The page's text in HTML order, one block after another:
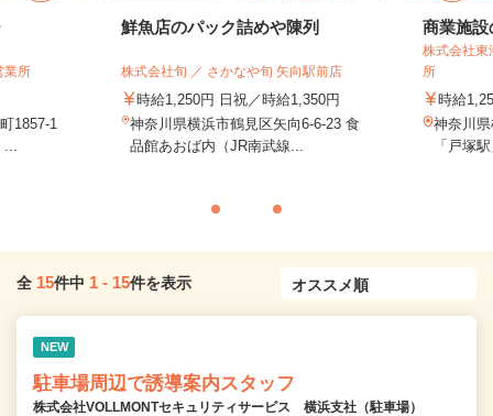
業所
1857-1
鮮魚店のパック詰めや陳列
株式会社旬 ／ さかなや旬 矢向駅前店
時給1,250円 日祝／時給1,350円
神奈川県横浜市鶴見区矢向6-6-23 食
品館あおば内（JR南武線...
商業施設
株式会社
所
時給
神奈川
「戸塚
全 15件中 1 - 15件を表示
NEW
駐車場周辺で誘導案内スタッフ
株式会社VOLLMONTセキュリティサービス 横浜支社（駐車場）